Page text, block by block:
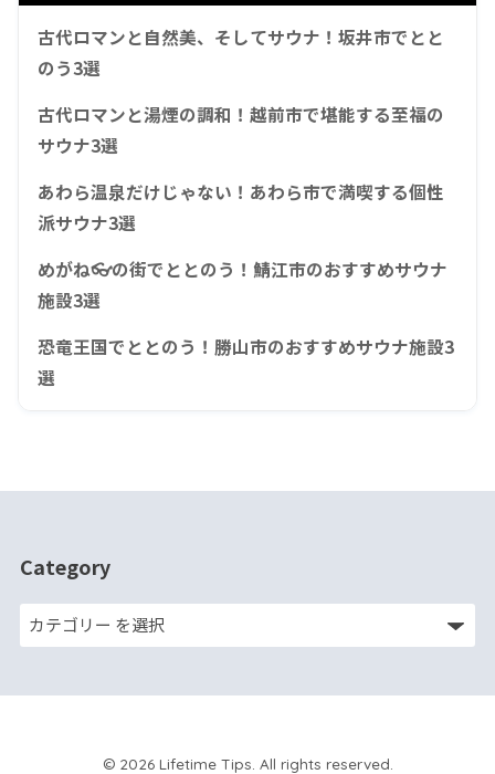
古代ロマンと自然美、そしてサウナ！坂井市でとと
のう3選
古代ロマンと湯煙の調和！越前市で堪能する至福の
サウナ3選
あわら温泉だけじゃない！あわら市で満喫する個性
派サウナ3選
めがね👓の街でととのう！鯖江市のおすすめサウナ
施設3選
恐竜王国でととのう！勝山市のおすすめサウナ施設3
選
Category
© 2026 Lifetime Tips. All rights reserved.